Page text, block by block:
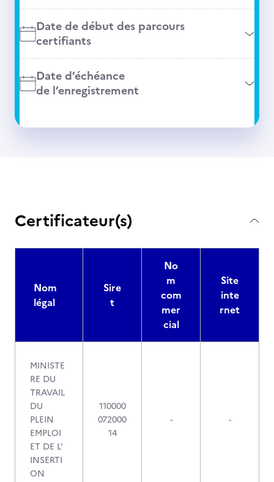
Date de début des parcours
certifiants
Date d’échéance
de l’enregistrement
Certificateur(s)
Nom
légal
Sire
t
No
m
com
mer
cial
Site
inte
rnet
MINISTE
RE DU
TRAVAIL
DU
PLEIN
EMPLOI
ET DE L'
INSERTI
ON
110000
072000
14
- -